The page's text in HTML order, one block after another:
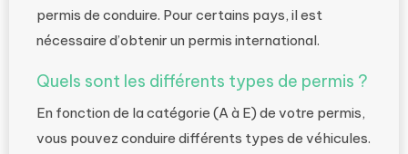
permis de conduire. Pour certains pays, il est
nécessaire d’obtenir un permis international.
Quels sont les différents types de permis ?
En fonction de la catégorie (A à E) de votre permis,
vous pouvez conduire différents types de véhicules.